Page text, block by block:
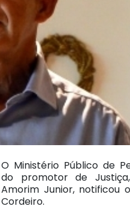
O Ministério Público de
do promotor de
Amorim Junior, notificou
Cordeiro.